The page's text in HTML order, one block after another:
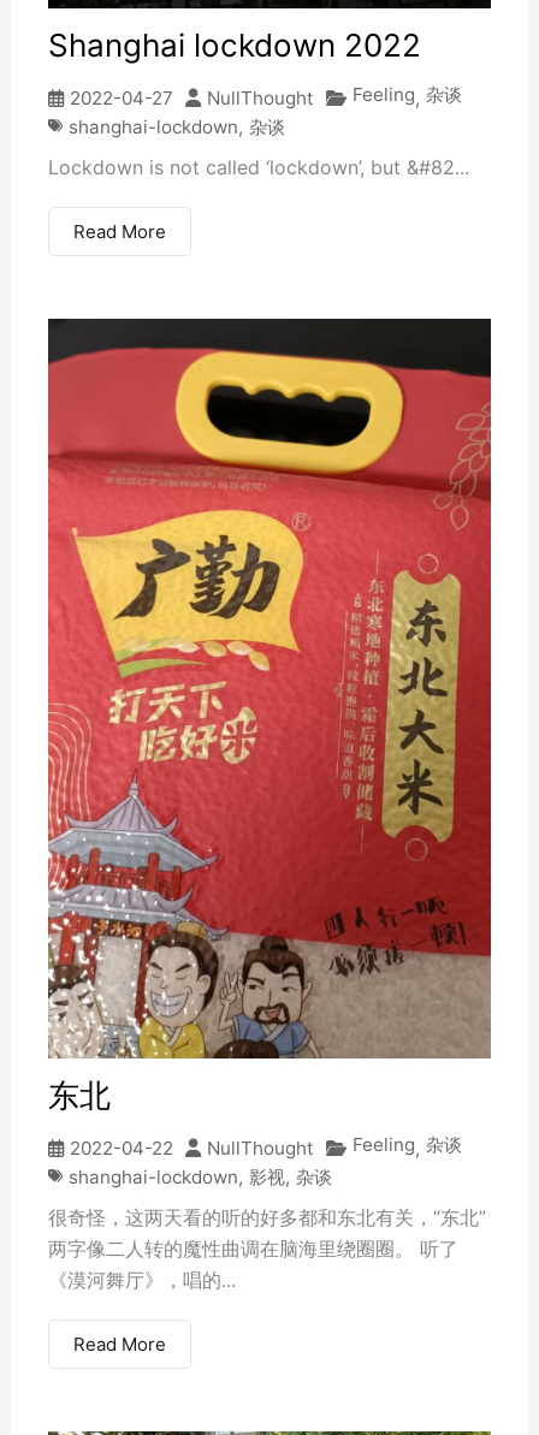
Shanghai lockdown 2022
2022-04-27 NullThought Feeling, 杂谈
shanghai-lockdown, 杂谈
Lockdown is not called ‘lockdown’, but &#82...
Read More
东北
2022-04-22 NullThought Feeling, 杂谈
shanghai-lockdown, 影视, 杂谈
很奇怪，这两天看的听的好多都和东北有关，“东北”
两字像二人转的魔性曲调在脑海里绕圈圈。 听了
《漠河舞厅》，唱的...
Read More